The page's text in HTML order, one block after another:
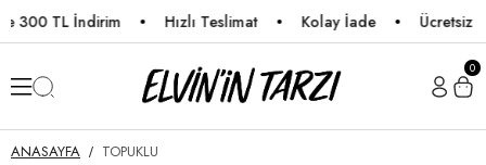
TL İndirim Hızlı Teslimat Kolay İade Ücretsiz
0
ANASAYFA TOPUKLU